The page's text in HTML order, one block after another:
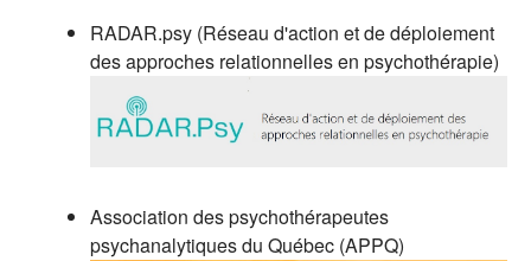
RADAR.psy (Réseau d'action et de déploiement
des approches relationnelles en psychothérapie)
Association des psychothérapeutes
psychanalytiques du Québec (APPQ)